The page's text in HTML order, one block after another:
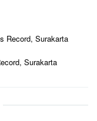
Record, Surakarta
Surakarta